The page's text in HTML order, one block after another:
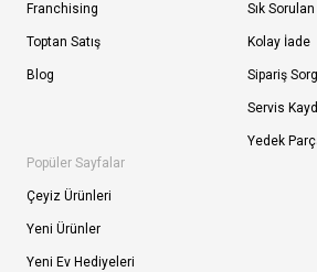
Franchising
Toptan Satış
Blog
Sık
Kolay İade
Sipariş
Servis
Yedek
Popüler Sayfalar
Çeyiz Ürünleri
Yeni Ürünler
Yeni Ev Hediyeleri